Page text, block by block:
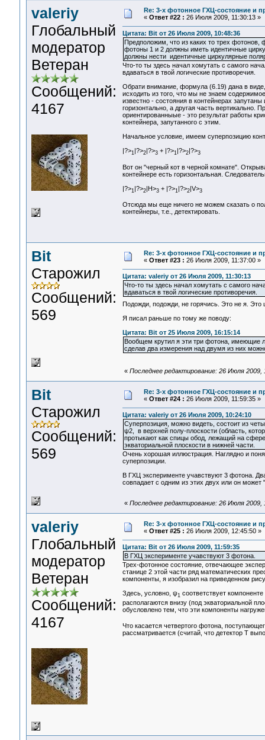
valeriy
Глобальный
модератор
Ветеран
Сообщений:
4167
Re: 3-x фотонное ГХЦ-состояние и
« Ответ #22 : 26 Июля 2009, 11:30:13 »
Цитата: Bit от 26 Июля 2009, 10:48:36
Предположим, что из каких то трех
фотоны 1 и 2 должны иметь идентичные
должны нести идентичные циркулярные
Что-то ты здесь начал хомутать с самого
вдаваться в твой логические противоречия.
Обрати внимание, формула (6.19) дана в
исходить из того, что мы не знаем
известно - состояния в контейнерах
горизонтально, а другая часть вертикально.
ориентированныые - это результат работы
контейнера, запутанного с этим.
Начальное условие, имеем суперпозицию
|?>1 |?>2|?>3+ |?>1 |?>2|?>3
Вот он "черный кот в черной комнате".
контейнере есть горизонтальная.
|?>1 |?>2|Н>3+ |?>1 |?>2|V>3
Отсюда мы еще ничего не можем сказать о
контейнеры, т.е., детектировать.
Bit
Старожил
Сообщений:
569
Re: 3-x фотонное ГХЦ-состояние и
« Ответ #23 : 26 Июля 2009, 11:37:00 »
Цитата: valeriy от 26 Июля 2009, 11:30:13
Что-то ты здесь начал хомутать с самого
вдаваться в твой логические противоречия.
Подожди, подожди, не горячись. Это не я. Это
Я писал раньше по тому же поводу:
Цитата: Bit от 25 Июля 2009, 16:15:14
Вообщем крутил я эти три фотона, имеющие
сделав два измерения над двумя из них
« Последнее редактирование: 26 Июля 2009,
Bit
Старожил
Сообщений:
569
Re: 3-x фотонное ГХЦ-состояние и
« Ответ #24 : 26 Июля 2009, 11:59:35 »
Цитата: valeriy от 26 Июля 2009, 10:24:10
Суперпозиция, можно видеть, состоит из
ψ2, в верхней полу-плоскости (область,
протыкают как спицы обод, лежащий на
экваториальной плоскости в нижней части.
Очень хорошая иллюстрация. Наглядно и
суперпозиции.
В ГХЦ эксперименте учавствуют 3 фотона.
совпадает с одним из этих двух или он может
« Последнее редактирование: 26 Июля 2009,
valeriy
Глобальный
модератор
Ветеран
Сообщений:
4167
Re: 3-x фотонное ГХЦ-состояние и
« Ответ #25 : 26 Июля 2009, 12:45:50 »
Цитата: Bit от 26 Июля 2009, 11:59:35
В ГХЦ эксперименте учавствуют 3 фотона.
Трех-фотонное состояние, отвечающее
станице 2 этой части ряд математических
компоненты, я изобразил на приведенном
Здесь, условно, ψ1 соответствует компоненте
располагаются внизу (под экваториальной
обусловлено тем, что эти компоненты
Что касается четвертого фотона,
рассматривается (считай, что детектор Т